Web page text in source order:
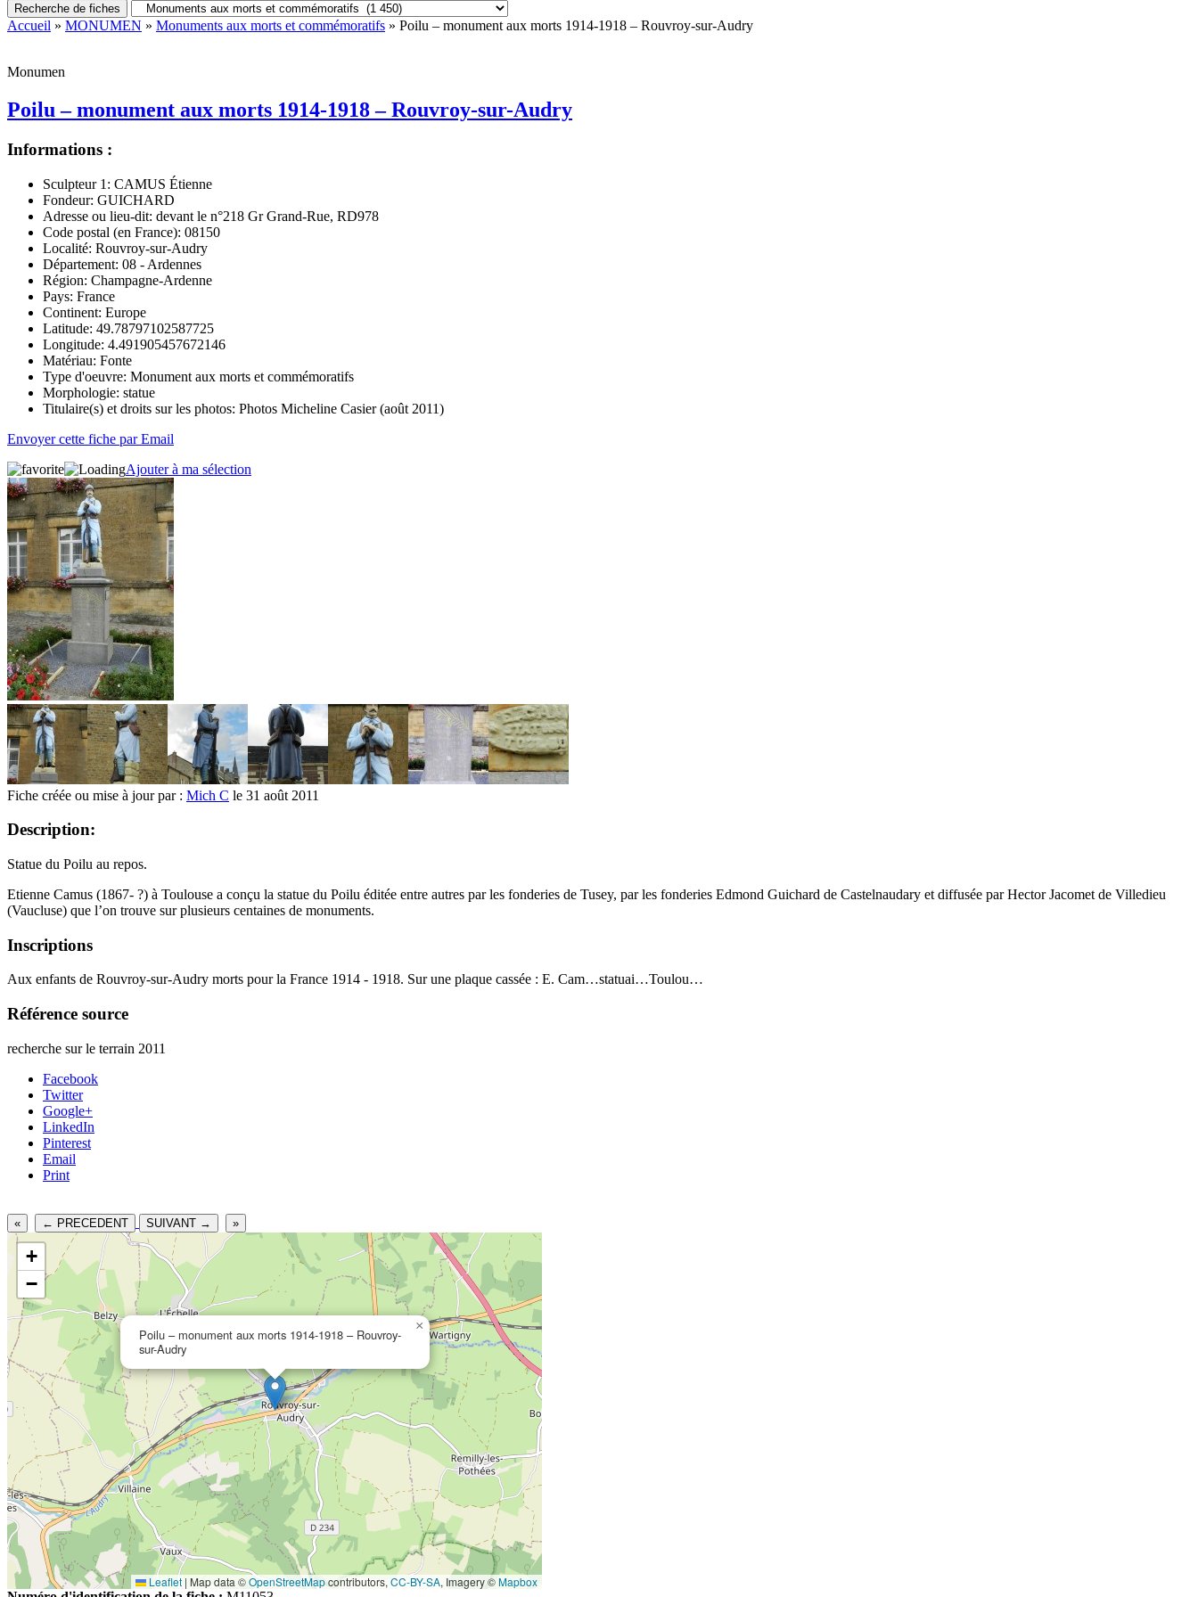
Recherche de fiches
Accueil » MONUMEN » Monuments aux morts et commémoratifs » Poilu – monument aux morts 1914-1918 – Rouvroy-sur-Audry
Monumen
Poilu – monument aux morts 1914-1918 – Rouvroy-sur-Audry
Informations :
Sculpteur 1: CAMUS Étienne
Fondeur: GUICHARD
Adresse ou lieu-dit: devant le n°218 Gr Grand-Rue, RD978
Code postal (en France): 08150
Localité: Rouvroy-sur-Audry
Département: 08 - Ardennes
Région: Champagne-Ardenne
Pays: France
Continent: Europe
Latitude: 49.78797102587725
Longitude: 4.491905457672146
Matériau: Fonte
Type d'oeuvre: Monument aux morts et commémoratifs
Morphologie: statue
Titulaire(s) et droits sur les photos: Photos Micheline Casier (août 2011)
Envoyer cette fiche par Email
Ajouter à ma sélection
Fiche créée ou mise à jour par : Mich C le 31 août 2011
Description:
Statue du Poilu au repos.
Etienne Camus (1867- ?) à Toulouse a conçu la statue du Poilu éditée entre autres par les fonderies de Tusey, par les fonderies Edmond Guichard de Castelnaudary et diffusée par Hector Jacomet de Villedieu
(Vaucluse) que l’on trouve sur plusieurs centaines de monuments.
Inscriptions
Aux enfants de Rouvroy-sur-Audry morts pour la France 1914 - 1918. Sur une plaque cassée : E. Cam…statuai…Toulou…
Référence source
recherche sur le terrain 2011
Facebook
Twitter
Google+
LinkedIn
Pinterest
Email
Print
« ← PRECEDENT SUIVANT → »
Poilu – monument aux morts 1914-1918 – Rouvroy-
sur-Audry
×
+
−
Leaflet | Map data ©OpenStreetMapcontributors, CC-BY-SA, Imagery ©Mapbox